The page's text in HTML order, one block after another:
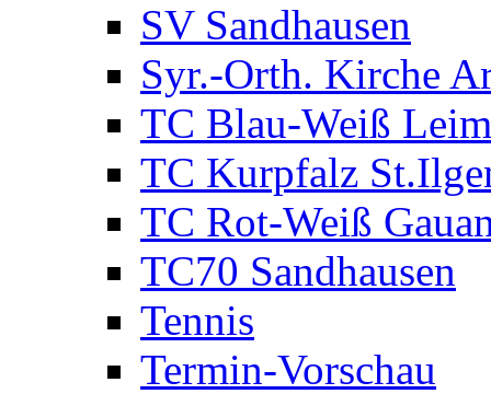
SV Sandhausen
Syr.-Orth. Kirche
TC Blau-Weiß
TC Kurpfalz
TC Rot-Weiß
TC70 Sandhausen
Tennis
Termin-Vorschau